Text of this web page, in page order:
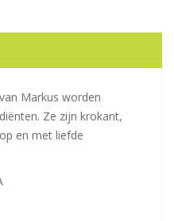
Markus worden
Ze zijn krokant,
en met liefde